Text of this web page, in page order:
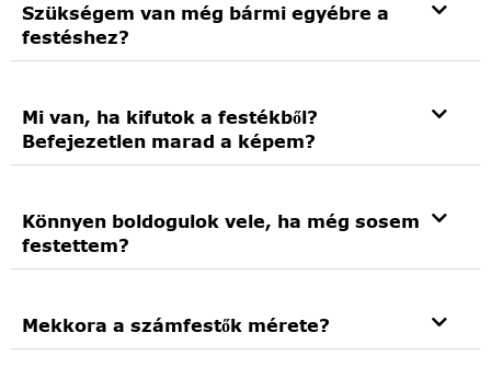
Szükségem van még bármi egyébre a
festéshez?
Mi van, ha kifutok a festékből?
Befejezetlen marad a képem?
Könnyen boldogulok vele, ha még sosem
festettem?
Mekkora a számfestők mérete?